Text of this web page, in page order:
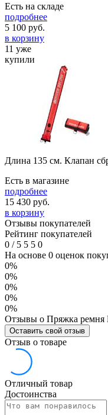
Есть на складе
подробнее
5 100 руб.
в корзину
11 уже
купили
Длина 135 см. Клапан
Есть в магазине
подробнее
15 430 руб.
в корзину
Отзывы покупателей
Рейтинг покупателей
0 /5 5 5 0
На основе 0 оценок
0%
0%
0%
0%
0%
Отзывы о Пряжка ремня
Оставить свой отзыв
Отзыв о товаре
Отличный товар
Достоинства